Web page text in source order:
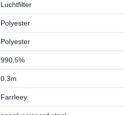
Luchtfilter
Polyester
Polyester
990,5%
0.3m
Farrleey.